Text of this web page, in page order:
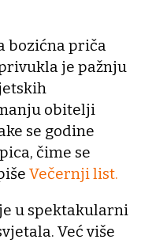
bozićna priča
je pažnju
obitelji
se godine
čime se
Večernji list.
u spektakularni
Već više